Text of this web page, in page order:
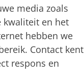
media zoals
kwaliteit en het
hebben we
Contact kent
respons en